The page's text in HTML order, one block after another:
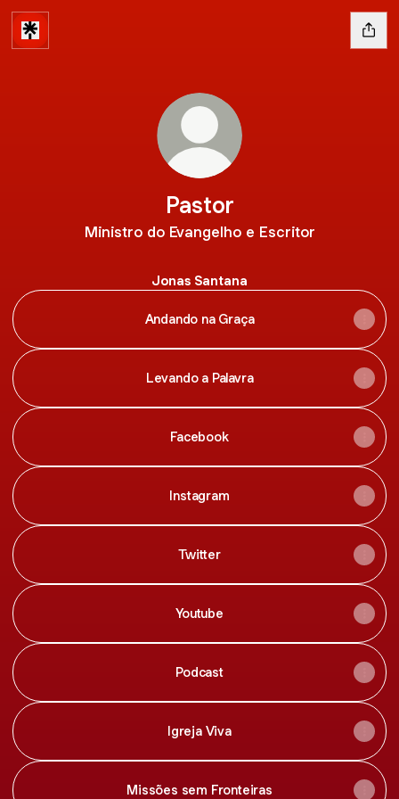
Pastor
Ministro do Evangelho e Escritor
Jonas Santana
Andando na Graça
Levando a Palavra
Facebook
Instagram
Twitter
Youtube
Podcast
Igreja Viva
Missões sem Fronteiras